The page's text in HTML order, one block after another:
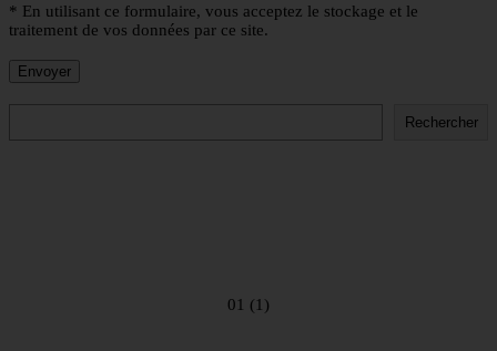
* En utilisant ce formulaire, vous acceptez le stockage et le
traitement de vos données par ce site.
Rechercher
01 (1)